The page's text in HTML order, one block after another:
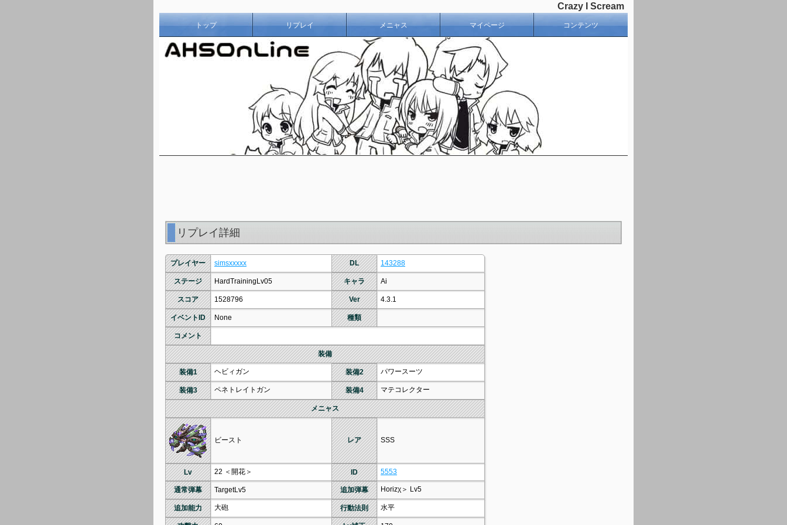
Crazy I Scream
トップ リプレイ メニャス マイページ コンテンツ
リプレイ詳細
プレイヤー simsxxxxx DL 143288
ステージ HardTrainingLv05 キャラ Ai
スコア 1528796 Ver 4.3.1
イベントID None 種類
コメント
装備
装備1 ヘビィガン 装備2 パワースーツ
装備3 ペネトレイトガン 装備4 マテコレクター
メニャス
ビースト レア SSS
Lv 22 ＜開花＞ ID 5553
通常弾幕 TargetLv5 追加弾幕 Horizχ＞ Lv5
追加能力 大砲 行動法則 水平